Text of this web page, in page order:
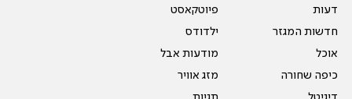
דעות
חדשות המגזר
אוכל
כיפה שחורה
פיוטקאסט
ילדודס
מודעות אבל
מזג אוויר